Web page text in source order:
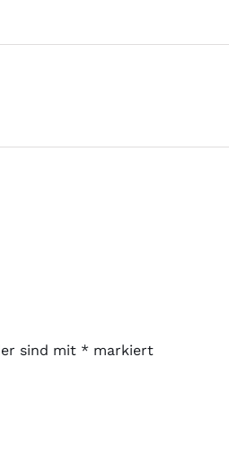
sind mit * markiert